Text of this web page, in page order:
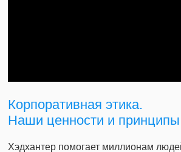
Корпоративная этика.
Наши ценности и принципы
Хэдхантер помогает миллионам